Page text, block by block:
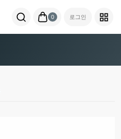
0 로그인